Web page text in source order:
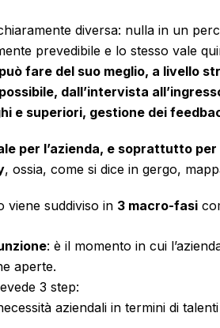
diversa: nulla in un
prevedibile e lo stesso vale
può fare del suo meglio, a livello
dall’intervista
e superiori, gestione dei
per l’azienda, e soprattutto
, ossia, come si dice in gergo,
viene suddiviso in 3 macro-fasi
: è il momento in cui
aperte.
3 step:
aziendali in termini di